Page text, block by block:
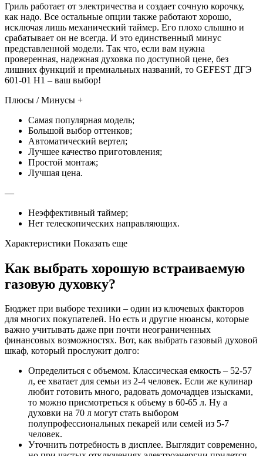
Гриль работает от электричества и создает сочную корочку,
как надо. Все остальные опции также работают хорошо,
исключая лишь механический таймер. Его плохо слышно и
срабатывает он не всегда. И это единственный минус
представленной модели. Так что, если вам нужна
проверенная, надежная духовка по доступной цене, без
лишних функций и премиальных названий, то GEFEST ДГЭ
601-01 Н1 – ваш выбор!
Плюсы / Минусы +
Самая популярная модель;
Большой выбор оттенков;
Автоматический вертел;
Лучшее качество приготовления;
Простой монтаж;
Лучшая цена.
—
Неэффективный таймер;
Нет телескопических направляющих.
Характеристики Показать еще
Как выбрать хорошую встраиваемую
газовую духовку?
Бюджет при выборе техники – один из ключевых факторов
для многих покупателей. Но есть и другие нюансы, которые
важно учитывать даже при почти неограниченных
финансовых возможностях. Вот, как выбрать газовый духовой
шкаф, который прослужит долго:
Определиться с объемом. Классическая емкость – 52-57
л, ее хватает для семьи из 2-4 человек. Если же кулинар
любит готовить много, радовать домочадцев изысками,
то можно присмотреться к объему в 60-65 л. Ну а
духовки на 70 л могут стать выбором
полупрофессиональных пекарей или семей из 5-7
человек.
Уточнить потребность в дисплее. Выглядит современно,